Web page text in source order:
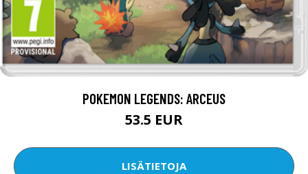
POKEMON LEGENDS: ARCEUS
53.5 EUR
LISÄTIETOJA